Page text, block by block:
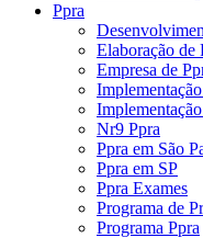
Ppra
Elaboração de
Empresa de
Nr9 Ppra
Ppra em São
Ppra em SP
Ppra Exames
Programa de
Programa Ppra